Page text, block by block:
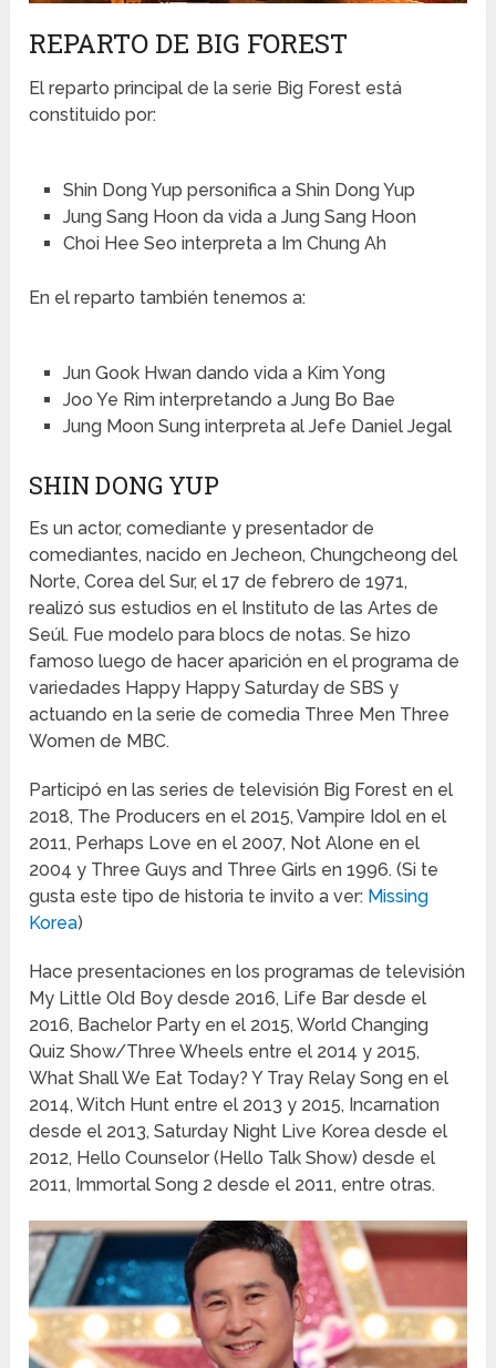
REPARTO DE BIG FOREST
El reparto principal de la serie Big Forest está
constituido por:
Shin Dong Yup personifica a Shin Dong Yup
Jung Sang Hoon da vida a Jung Sang Hoon
Choi Hee Seo interpreta a Im Chung Ah
En el reparto también tenemos a:
Jun Gook Hwan dando vida a Kim Yong
Joo Ye Rim interpretando a Jung Bo Bae
Jung Moon Sung interpreta al Jefe Daniel Jegal
SHIN DONG YUP
Es un actor, comediante y presentador de
comediantes, nacido en Jecheon, Chungcheong del
Norte, Corea del Sur, el 17 de febrero de 1971,
realizó sus estudios en el Instituto de las Artes de
Seúl. Fue modelo para blocs de notas. Se hizo
famoso luego de hacer aparición en el programa de
variedades Happy Happy Saturday de SBS y
actuando en la serie de comedia Three Men Three
Women de MBC.
Participó en las series de televisión Big Forest en el
2018, The Producers en el 2015, Vampire Idol en el
2011, Perhaps Love en el 2007, Not Alone en el
2004 y Three Guys and Three Girls en 1996. (Si te
gusta este tipo de historia te invito a ver: Missing
Korea)
Hace presentaciones en los programas de televisión
My Little Old Boy desde 2016, Life Bar desde el
2016, Bachelor Party en el 2015, World Changing
Quiz Show/Three Wheels entre el 2014 y 2015,
What Shall We Eat Today? Y Tray Relay Song en el
2014, Witch Hunt entre el 2013 y 2015, Incarnation
desde el 2013, Saturday Night Live Korea desde el
2012, Hello Counselor (Hello Talk Show) desde el
2011, Immortal Song 2 desde el 2011, entre otras.